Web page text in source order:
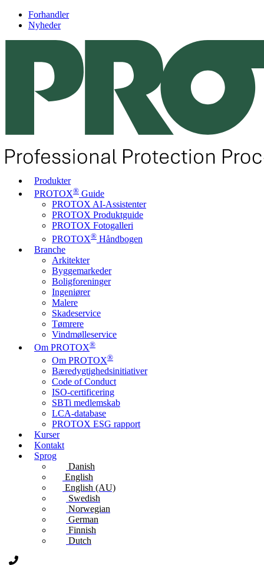
Forhandler
Nyheder
Produkter
PROTOX® Guide
PROTOX AI-Assistenter
PROTOX Produktguide
PROTOX Fotogalleri
PROTOX® Håndbogen
Branche
Arkitekter
Byggemarkeder
Boligforeninger
Ingeniører
Malere
Skadeservice
Tømrere
Vindmølleservice
Om PROTOX®
Om PROTOX®
Bæredygtigheds­initiativer
Code of Conduct
ISO-certificering
SBTi medlemskab
LCA-database
PROTOX ESG rapport
Kurser
Kontakt
Sprog
Danish
English
English (AU)
Swedish
Norwegian
German
Finnish
Dutch